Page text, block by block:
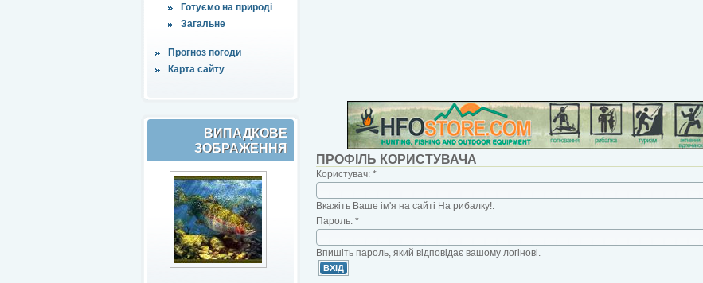
Готуємо на природі
Загальне
Прогноз погоди
Карта сайту
ВИПАДКОВЕ
ЗОБРАЖЕННЯ
ПРОФІЛЬ КОРИСТУВАЧА
Користувач: *
Вкажіть Ваше ім'я на сайті На рибалку!.
Пароль: *
Впишіть пароль, який відповідає вашому логінові.